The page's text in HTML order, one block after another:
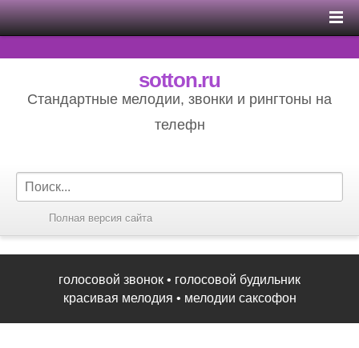
sotton.ru
Стандартные мелодии, звонки и рингтоны на
телефн
Полная версия сайта
голосовой звонок • голосовой будильник
красивая мелодия • мелодии саксофон